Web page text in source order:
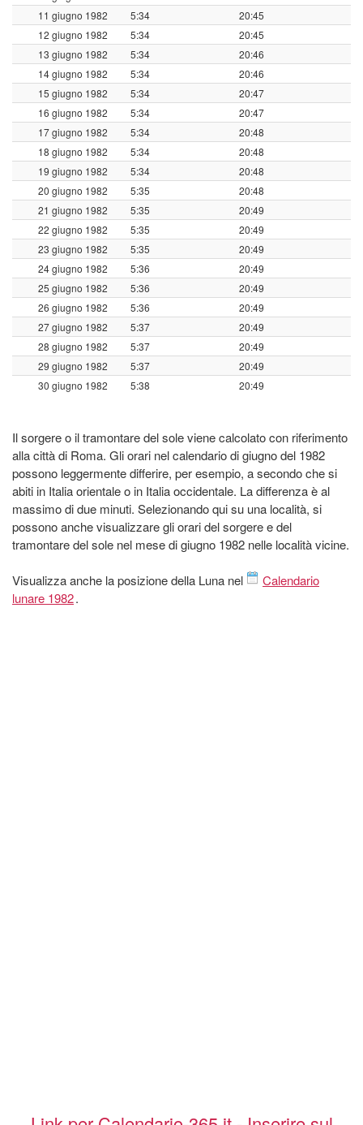
11 giugno 1982
5:34
20:45
12 giugno 1982
5:34
20:45
13 giugno 1982
5:34
20:46
14 giugno 1982
5:34
20:46
15 giugno 1982
5:34
20:47
16 giugno 1982
5:34
20:47
17 giugno 1982
5:34
20:48
18 giugno 1982
5:34
20:48
19 giugno 1982
5:34
20:48
20 giugno 1982
5:35
20:48
21 giugno 1982
5:35
20:49
22 giugno 1982
5:35
20:49
23 giugno 1982
5:35
20:49
24 giugno 1982
5:36
20:49
25 giugno 1982
5:36
20:49
26 giugno 1982
5:36
20:49
27 giugno 1982
5:37
20:49
28 giugno 1982
5:37
20:49
29 giugno 1982
5:37
20:49
30 giugno 1982
5:38 20:49
Il sorgere o il tramontare del sole viene calcolato con riferimento
alla città di Roma. Gli orari nel calendario di giugno del 1982
possono leggermente differire, per esempio, a secondo che si
abiti in Italia orientale o in Italia occidentale. La differenza è al
massimo di due minuti. Selezionando qui su una località, si
possono anche visualizzare gli orari del sorgere e del
tramontare del sole nel mese di giugno 1982 nelle località vicine.
Visualizza anche la posizione della Luna nel
Calendario
lunare 1982.